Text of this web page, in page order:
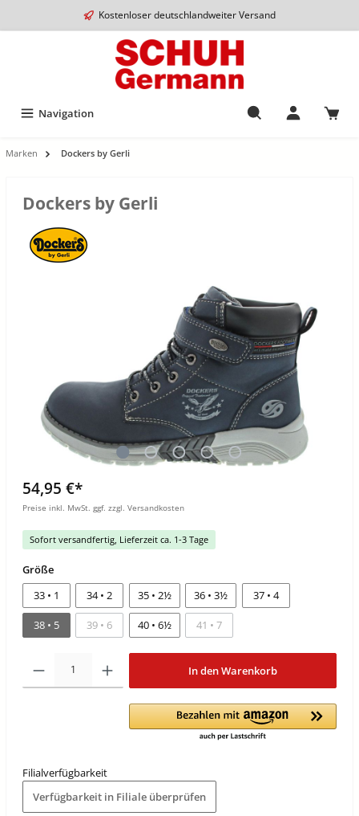
Kostenloser deutschlandweiter Versand
Navigation
Marken Dockers by Gerli
Dockers by Gerli
54,95 €*
Preise inkl. MwSt. ggf. zzgl. Versandkosten
Sofort versandfertig, Lieferzeit ca. 1-3 Tage
Größe
33 • 1
34 • 2 35 • 2½ 36 • 3½ 37 • 4
38 • 5 39 • 6 40 • 6½ 41 • 7
In den Warenkorb
Filialverfügbarkeit
Verfügbarkeit in Filiale überprüfen